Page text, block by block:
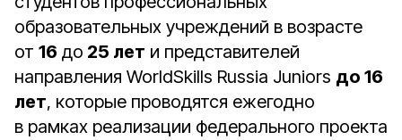
образовательных учреждений в возрасте
от 16 до 25 лет и представителей
направления WorldSkills Russia Juniors до 16
лет, которые проводятся ежегодно
в рамках реализации федерального проекта